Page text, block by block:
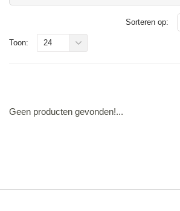
Sorteren op:
Toon: 24
Geen producten gevonden!...